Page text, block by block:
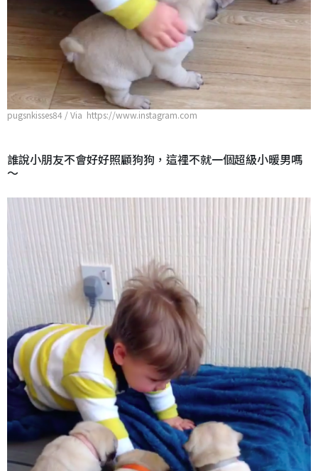
pugsnkisses84 / Via https://www.instagram.com
誰說小朋友不會好好照顧狗狗，這裡不就一個超級小暖男嗎
～